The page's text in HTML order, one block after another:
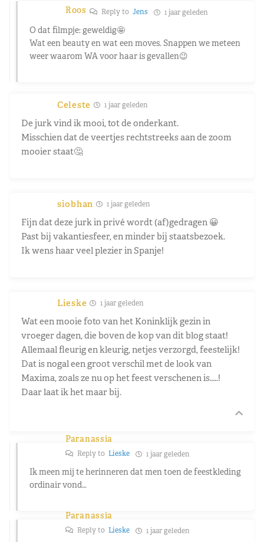
Roos Reply to Jens 1 jaar geleden
O dat filmpje: geweldig🤩
Wat een beauty en wat een moves. Snappen we meteen
weer waarom WA voor haar is gevallen😉
Celeste 1 jaar geleden
De jurk vind ik mooi, tot de onderkant.
Misschien dat de veertjes rechtstreeks aan de zoom
mooier staat🤔
siobhan 1 jaar geleden
Fijn dat deze jurk in privé wordt (af)gedragen 😀
Past bij vakantiesfeer, en minder bij staatsbezoek.
Ik wens haar veel plezier in Spanje!
Lieske 1 jaar geleden
Wat een mooie foto van het Koninklijk gezin in
vroeger dagen, die boven de kop van dit blog staat!
Allemaal fleurig en kleurig, netjes verzorgd, feestelijk!
Dat is nogal een groot verschil met de look van
Maxima, zoals ze nu op het feest verschenen is…..!
Daar laat ik het maar bij.
Paranassia
Reply to Lieske 1 jaar geleden
Ik meen mij te herinneren dat men toen de feestkleding
ordinair vond…
Paranassia
Reply to Lieske 1 jaar geleden